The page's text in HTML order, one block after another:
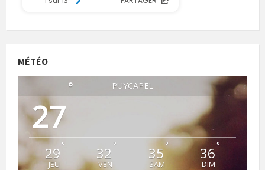
MÉTÉO
PUYCAPEL
27
°
29 °
JEU
32 °
VEN
35°
SAM
36°
DIM